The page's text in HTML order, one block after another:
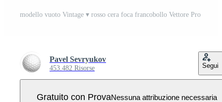
modello vuoto Vintage ▾ rosso cera foca francobollo Vettore Pro
Pavel Sevryukov
453.482 Risorse Segui
Gratuito con ProvaNessuna attribuzione necessaria